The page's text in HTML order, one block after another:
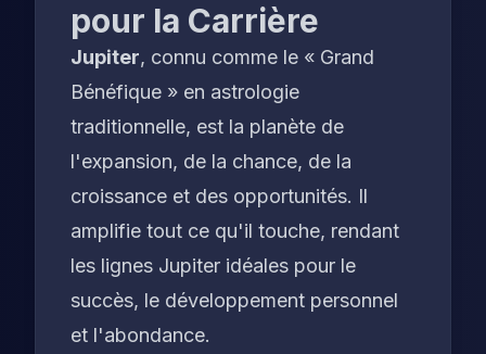
pour la Carrière
Jupiter, connu comme le « Grand
Bénéfique » en astrologie
traditionnelle, est la planète de
l'expansion, de la chance, de la
croissance et des opportunités. Il
amplifie tout ce qu'il touche, rendant
les lignes Jupiter idéales pour le
succès, le développement personnel
et l'abondance.